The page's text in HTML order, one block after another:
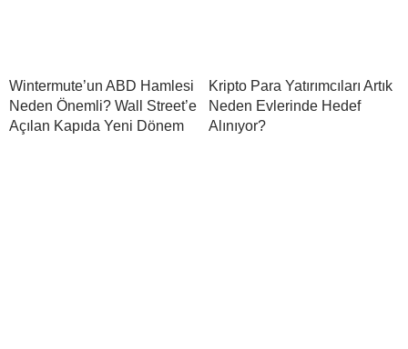
Wintermute’un ABD Hamlesi
Neden Önemli? Wall Street’e
Açılan Kapıda Yeni Dönem
Kripto Para Yatırımcıları Artık
Neden Evlerinde Hedef
Alınıyor?